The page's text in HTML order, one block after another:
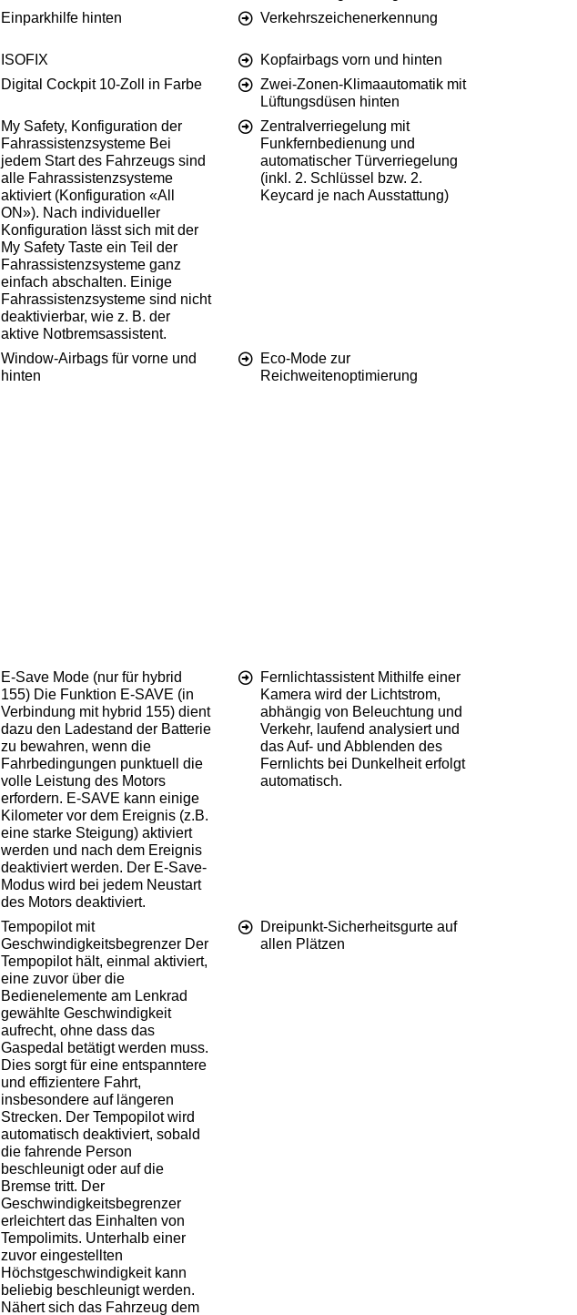
Einparkhilfe hinten Verkehrszeichenerkennung
ISOFIX
Kopfairbags vorn und hinten
Digital Cockpit 10-Zoll in Farbe
Zwei-Zonen-Klimaautomatik mit
Lüftungsdüsen hinten
My Safety, Konfiguration der
Fahrassistenzsysteme Bei
jedem Start des Fahrzeugs sind
alle Fahrassistenzsysteme
aktiviert (Konfiguration «All
ON»). Nach individueller
Konfiguration lässt sich mit der
My Safety Taste ein Teil der
Fahrassistenzsysteme ganz
einfach abschalten. Einige
Fahrassistenzsysteme sind nicht
deaktivierbar, wie z. B. der
aktive Notbremsassistent.
Zentralverriegelung mit
Funkfernbedienung und
automatischer Türverriegelung
(inkl. 2. Schlüssel bzw. 2.
Keycard je nach Ausstattung)
Window-Airbags für vorne und
hinten
Eco-Mode zur
Reichweitenoptimierung
E-Save Mode (nur für hybrid
155) Die Funktion E-SAVE (in
Verbindung mit hybrid 155) dient
dazu den Ladestand der Batterie
zu bewahren, wenn die
Fahrbedingungen punktuell die
volle Leistung des Motors
erfordern. E-SAVE kann einige
Kilometer vor dem Ereignis (z.B.
eine starke Steigung) aktiviert
werden und nach dem Ereignis
deaktiviert werden. Der E-Save-
Modus wird bei jedem Neustart
des Motors deaktiviert.
Fernlichtassistent Mithilfe einer
Kamera wird der Lichtstrom,
abhängig von Beleuchtung und
Verkehr, laufend analysiert und
das Auf- und Abblenden des
Fernlichts bei Dunkelheit erfolgt
automatisch.
Tempopilot mit
Geschwindigkeitsbegrenzer Der
Tempopilot hält, einmal aktiviert,
eine zuvor über die
Bedienelemente am Lenkrad
gewählte Geschwindigkeit
aufrecht, ohne dass das
Gaspedal betätigt werden muss.
Dies sorgt für eine entspanntere
und effizientere Fahrt,
insbesondere auf längeren
Strecken. Der Tempopilot wird
automatisch deaktiviert, sobald
die fahrende Person
beschleunigt oder auf die
Bremse tritt. Der
Geschwindigkeitsbegrenzer
erleichtert das Einhalten von
Tempolimits. Unterhalb einer
zuvor eingestellten
Höchstgeschwindigkeit kann
beliebig beschleunigt werden.
Nähert sich das Fahrzeug dem
Dreipunkt-Sicherheitsgurte auf
allen Plätzen